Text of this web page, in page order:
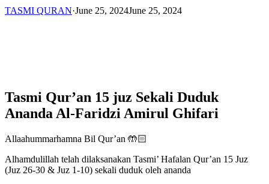
TASMI QURAN·June 25, 2024June 25, 2024
Tasmi Qur’an 15 juz Sekali Duduk
Ananda Al-Faridzi Amirul Ghifari
Allaahummarhamna Bil Qur’an 🤲🏻
Alhamdulillah telah dilaksanakan Tasmi’ Hafalan Qur’an 15 Juz
(Juz 26-30 & Juz 1-10) sekali duduk oleh ananda